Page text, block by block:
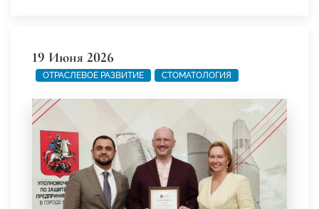
19 Июня 2026
ОТРАСЛЕВОЕ РАЗВИТИЕ СТОМАТОЛОГИЯ